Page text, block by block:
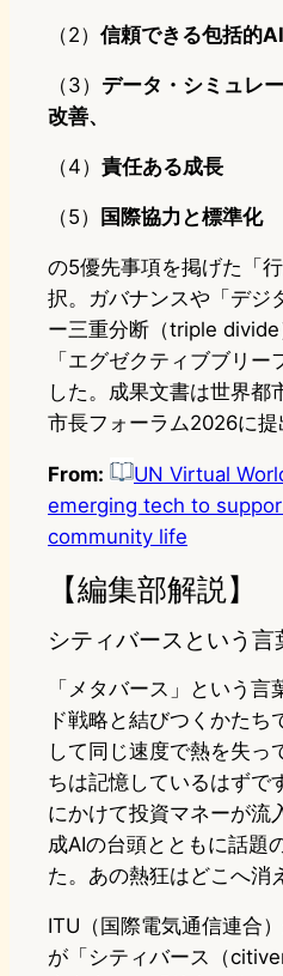
（2） 信頼できる包括的AI
（3） データ・シミュレ
改善、
（4） 責任ある成長
（5） 国際協力と標準化
の5優先事項を掲げた「
択。ガバナンスや「デジ
ー三重分断（triple
「エグゼクティブブリ
した。成果文書は世界都
市長フォーラム2026に提
From:
UN Virtual
emerging tech to
community life
【編集部解説】
シティバースという言
「メタバース」という
ド戦略と結びつくかたち
して同じ速度で熱を失っ
ちは記憶しているはずで
にかけて投資マネーが流
成AIの台頭とともに話題
た。あの熱狂はどこへ消
ITU（国際電気通信連合
が「シティバース（